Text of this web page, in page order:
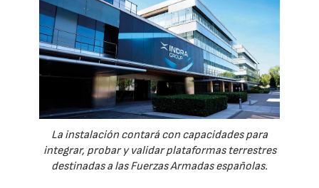
La instalación contará con capacidades para
integrar, probar y validar plataformas terrestres
destinadas a las Fuerzas Armadas españolas.